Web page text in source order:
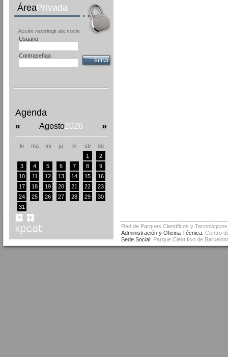
ÁreaPrivada
Accés restringit als socis
Usuario
Contraseñaa
Agenda
«
Agosto2026 »
ln ma mi ju vi sb
do
1
2
3
4 5 6 7 8
9
10
11 12 13 14 15
16
17
18 19 20 21 22
23
24
25 26 27 28 29
30
31
Red de Parques Científicos y
Administración y Oficina Técnica: Centro
Sede Social: Parque Científico de